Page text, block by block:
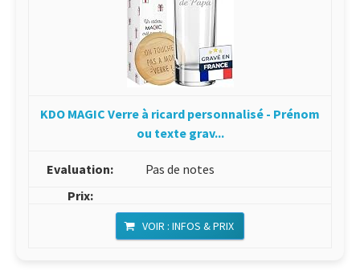
KDO MAGIC Verre à ricard personnalisé - Prénom
ou texte grav...
Pas de notes
VOIR : INFOS & PRIX